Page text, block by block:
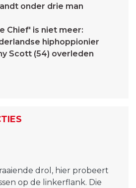
onder drie man
Chief' is niet meer:
hiphoppionier
Scott (54) overleden
drol, hier probeert
op de linkerflank. Die